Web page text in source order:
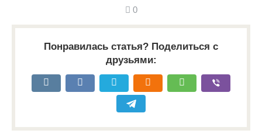
0
Понравилась статья? Поделиться с
друзьями: